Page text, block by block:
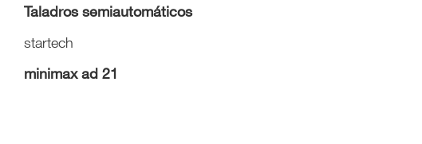
Taladros semiautomáticos
startech
minimax ad 21